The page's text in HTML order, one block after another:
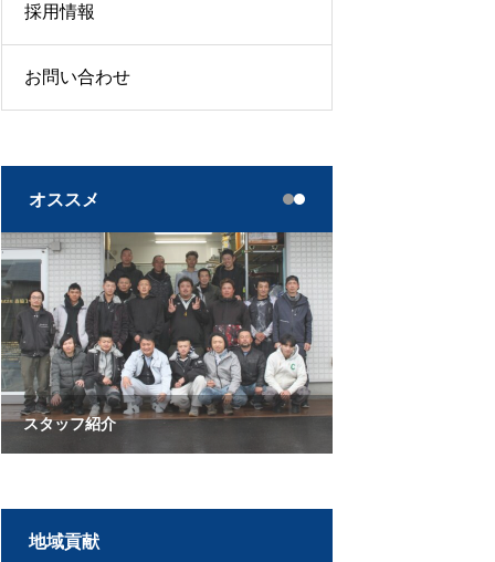
採用情報
お問い合わせ
オススメ
代表挨拶
スタッフ紹介
地域貢献